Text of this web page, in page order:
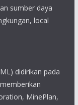
MinePlan,
environment